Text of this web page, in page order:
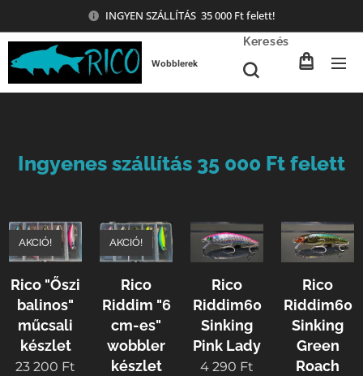
INGYEN SZÁLLÍTÁS 35 000 Ft felett!
Wobblerek
Keresés
Ingyenes szállítás 35 000 Ft felett
Rico "Őszi
balinos"
műcsali
készlet
AKCIÓ!
23 200 Ft
Rico
Riddim "6
cm-es"
wobbler
készlet
AKCIÓ!
Rico
Riddim60
Sinking
Pink Lady
4 290 Ft
Rico
Riddim60
Sinking
Green
Roach